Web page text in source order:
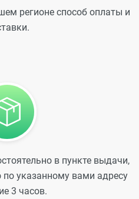
регионе способ оплаты и
в пункте выдачи,
по указанному вами адресу
3 часов.